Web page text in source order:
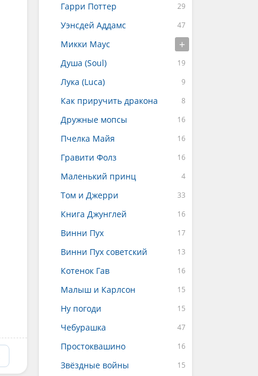
Гарри Поттер
Уэнсдей Аддамс
Микки Маус
Душа (Soul)
Лука (Luca)
Как приручить дракона
Дружные мопсы
Пчелка Майя
Гравити Фолз
Маленький принц
Том и Джерри
Книга Джунглей
Винни Пух
Винни Пух советский
Котенок Гав
Малыш и Карлсон
Ну погоди
Чебурашка
Простоквашино
Звёздные войны